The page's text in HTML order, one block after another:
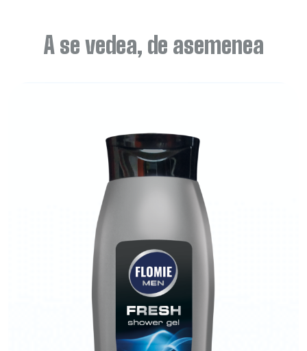
A se vedea, de asemenea